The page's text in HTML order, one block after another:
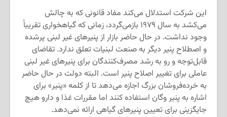
این شرکت استدلال می‌کند مفاد قانونی که به چالش
می‌کشد به سال ۱۹۷۹ بازمی‌گردد، زمانی که گیاهخواری تقریباً
وجود نداشت. در حال حاضر بازار از پنیرهای غیر لبنی پرشده
و اصطلاح پنیر دیگر به صنعت لبنیات تعلق ندارد. تقاضای
قابل‌توجه و رو به رشد مصرف‌کنندگان برای پنیرهای غیر لبنی
عاملی برای تغییر اصلاح پنیر است. البته دولت در حال حاضر
به خرده‌فروشان بزرگ اجازه می‌دهد تا از کلمه «پنیر» برای
اشاره به پنیر وگان استفاده کنند اما مقررات غذا و دارو هیچ
جایگزینی برای تعیین پنیرهای گیاهی ارائه نمی‌دهد.